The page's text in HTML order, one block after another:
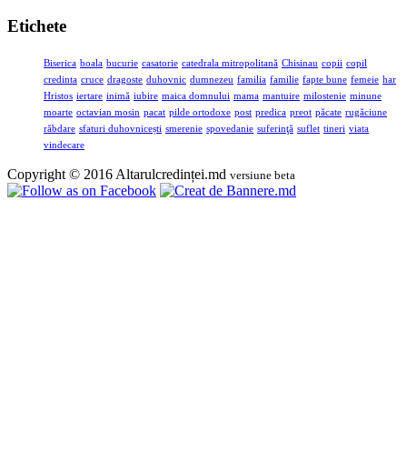
Etichete
Biserica boala bucurie casatorie catedrala mitropolitană Chisinau copii copil
credinta cruce dragoste duhovnic dumnezeu familia familie fapte bune femeie har
Hristos iertare inimă iubire maica domnului mama mantuire milostenie minune
moarte octavian mosin pacat pilde ortodoxe post predica preot păcate rugăciune
răbdare sfaturi duhovnicești smerenie spovedanie suferinţă suflet tineri viata
vindecare
Copyright © 2016 Altarulcredinței.md versiune beta